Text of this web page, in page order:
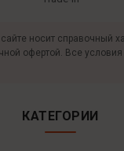
носит справочный
офертой. Все условия
КАТЕГОРИИ